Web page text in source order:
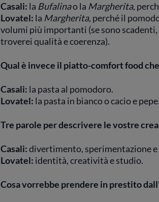
Casali: la Bufalinao la Margherita,
Lovatel: la Margherita, perché il
volumi più importanti (se sono
troverei qualità e coerenza).
Qual è invece il piatto-comfort food
Casali: la pasta al pomodoro.
Lovatel: la pasta in bianco o cacio e pepe.
Tre parole per descrivere le vostre
Casali:divertimento, sperimentazione
Lovatel: identità, creatività e studio.
Cosa vorrebbe prendere in prestito